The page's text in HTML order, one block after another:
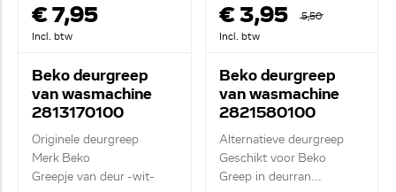
€ 7,95
Incl. btw
Beko deurgreep
van wasmachine
2813170100
Originele deurgreep
Merk Beko
Greepje van deur -wit-
€ 3,95
5,50
Incl. btw
Beko deurgreep
van wasmachine
2821580100
Alternatieve deurgreep
Geschikt voor Beko
Greep in deurran...